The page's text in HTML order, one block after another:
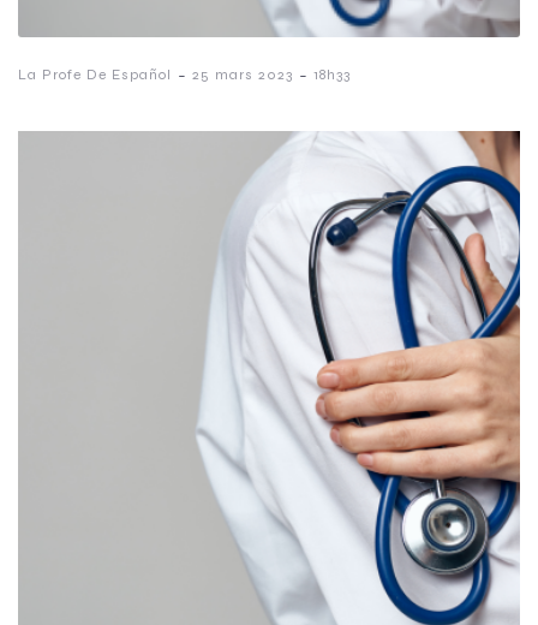
La Profe De Español - 25 mars 2023 - 18h33